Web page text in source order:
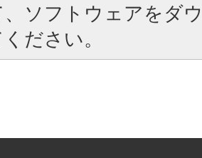
、ソフトウェアをダ
ださい。